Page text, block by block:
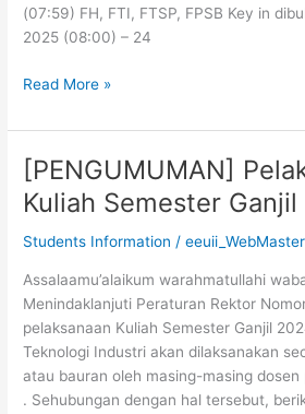
(07:59) FH, FTI, FTSP, FPSB Key in
2025 (08:00) – 24
Read More »
[PENGUMUMAN]
Kuliah Semester
Students Information /eeuii_WebMaster
Assalaamu’alaikum warahmatullahi
Menindaklanjuti Peraturan Rektor
pelaksanaan Kuliah Semester Ganjil
Teknologi Industri akan dilaksanakan
atau bauran oleh masing-masing
. Sehubungan dengan hal tersebut,
[PENGUMUMAN]
Pelaksanaan
Kuliah
Semester
2024/2025